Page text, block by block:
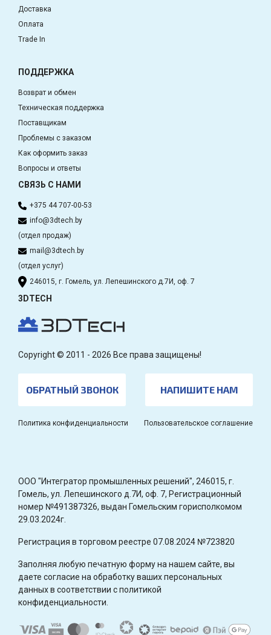
Доставка
Оплата
Trade In
ПОДДЕРЖКА
Возврат и обмен
Техническая поддержка
Поставщикам
Проблемы с заказом
Как оформить заказ
Вопросы и ответы
СВЯЗЬ С НАМИ
+375 44 707-00-53
info@3dtech.by
(отдел продаж)
mail@3dtech.by
(отдел услуг)
246015, г. Гомель, ул. Лепешинского д.7И, оф. 7
3DTECH
Copyright © 2011 - 2026 Все права защищены!
ОБРАТНЫЙ ЗВОНОК НАПИШИТЕ НАМ
Политика конфиденциальности Пользовательское соглашение
OOO "Интегратор промышленных решений", 246015, г.
Гомель, ул. Лепешинского д.7И, оф. 7, Регистрационный
номер №491387326, выдан Гомельским горисполкомом
29.03.2024г.
Регистрация в торговом реестре 07.08.2024 №723820
Заполняя любую печатную форму на нашем сайте, вы
даете согласие на обработку ваших персональных
данных в соответствии с политикой
конфиденциальности.